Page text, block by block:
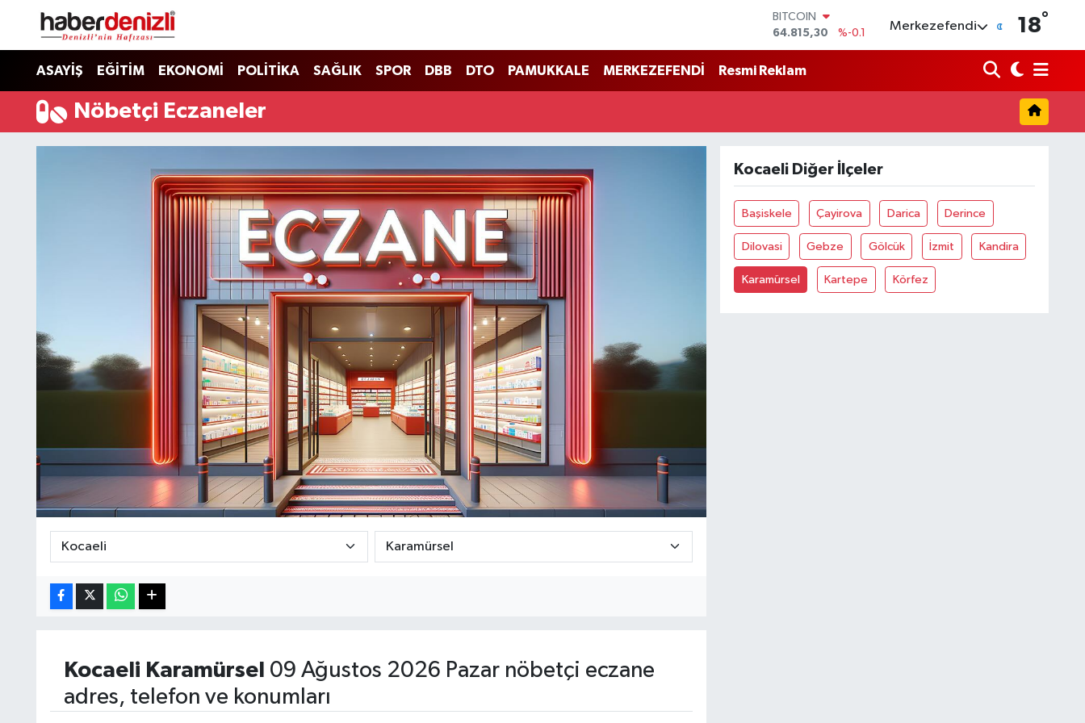
BITCOIN
64.815,30
%-0.1
DOLAR
47,7436
64,4811
%0.38
6660.55
%0
BİST100
Merkezefendi 18°
ASAYİŞ EĞİTİM EKONOMİ POLİTİKA SAĞLIK SPOR DBB DTO PAMUKKALE MERKEZEFENDİ Resmi Reklam
Nöbetçi Eczaneler
Kocaeli Karamürsel 09 Ağustos 2026 Pazar nöbetçi eczane
adres, telefon ve konumları
Kocaeli Diğer İlçeler
Başiskele Çayirova Darica Derince
Dilovasi Gebze Gölcük İzmit Kandira
Karamürsel Kartepe Körfez
Denizli Nöbetçi Eczaneler
Denizli Hava Durumu
Denizli Trafik Yoğunluk Haritası
Puan Durumu ve Fikstür